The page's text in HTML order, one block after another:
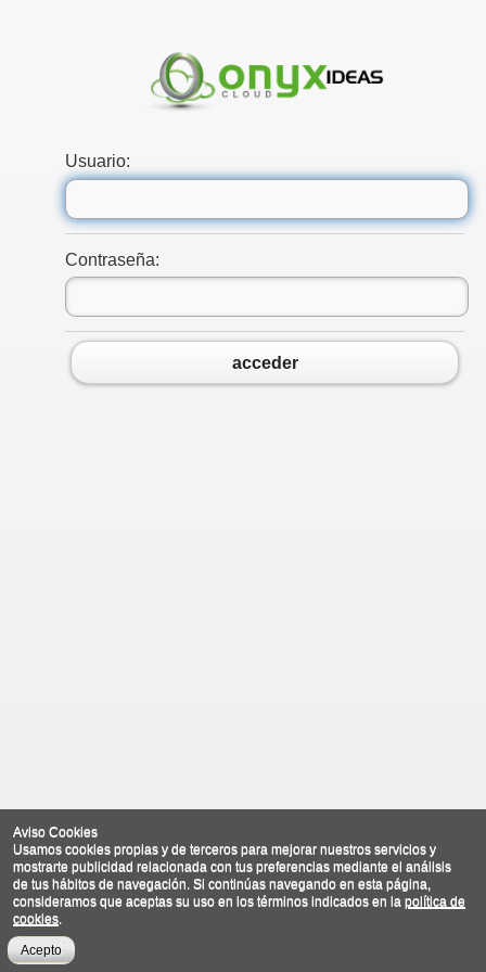
Usuario:
Contraseña:
acceder
Aviso Cookies
Usamos cookies propias y de terceros para mejorar nuestros servicios y
mostrarte publicidad relacionada con tus preferencias mediante el análisis
de tus hábitos de navegación. Si continúas navegando en esta página,
consideramos que aceptas su uso en los términos indicados en la política de
cookies.
Acepto